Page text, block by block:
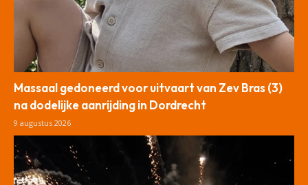
Massaal gedoneerd voor uitvaart van Zev Bras (3)
na dodelijke aanrijding in Dordrecht
9 augustus 2026